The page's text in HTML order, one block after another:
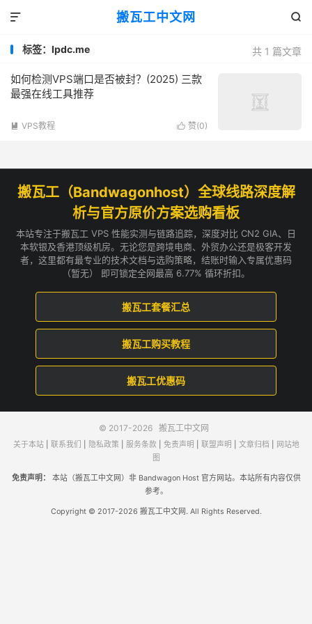
搬瓦工中文网 

共 1 篇文章
标签：Ipdc.me
如何检测VPS端口是否被封？(2025) 三款
最强在线工具推荐
 赞(0)
 VPS教程
搬瓦工（Bandwagonhost）全球线路深度解
析与官方原价方案选购看板
本站专注于搬瓦工 VPS 性能实测与链路追踪，深度对比 CN2 GIA、日
本软银及香港顶级机房。无论您是跨境电商、外贸办公还是极客开发
者，这里都有最专业的技术文档与选购策略，结账时输入专属优惠码
（暂无） 即可锁定全网最高 6.77% 循环折扣。
搬瓦工套餐汇总
搬瓦工购买教程
搬瓦工优惠码
© 2017-2026 搬瓦工中文网
关于本站| 联系我们 隐私政策 服务条款 免责声明 联盟声明 文章归档
网站地
图
免责声明：
本站（搬瓦工中文网）非 Bandwagon Host 官方网站。本站所有内容仅供
参考。
Copyright © 2017-2026 搬瓦工中文网. All Rights Reserved.